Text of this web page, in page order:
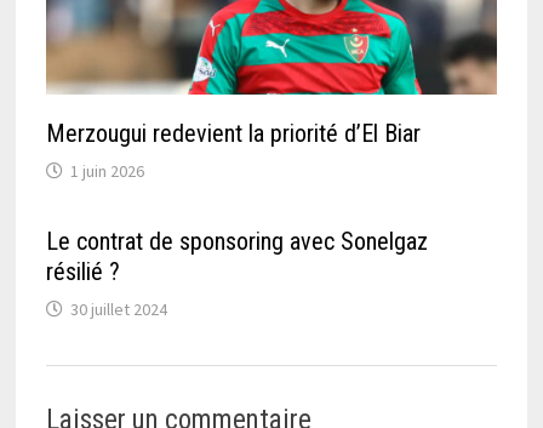
Merzougui redevient la priorité d’El Biar
1 juin 2026
Le contrat de sponsoring avec Sonelgaz
résilié ?
30 juillet 2024
Laisser un commentaire